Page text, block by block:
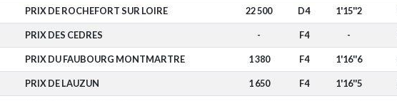
PRIX DE ROCHEFORT SUR LOIRE 22 500 D4 1'15''2
PRIX DES CEDRES - F4 -
PRIX DU FAUBOURG MONTMARTRE 1 380 F4 1'16''6
PRIX DE LAUZUN 1 650 F4 1'16''5